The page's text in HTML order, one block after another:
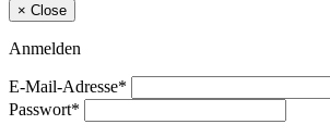
× Close
Anmelden
E-Mail-Adresse*
Passwort*